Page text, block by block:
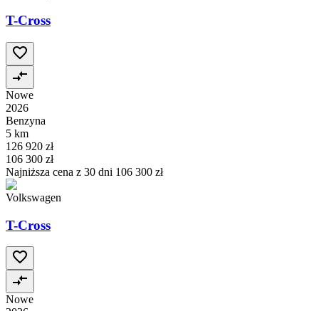
T-Cross
Nowe
2026
Benzyna
5 km
126 920 zł
106 300 zł
Najniższa cena z 30 dni 106 300 zł
Volkswagen
T-Cross
Nowe